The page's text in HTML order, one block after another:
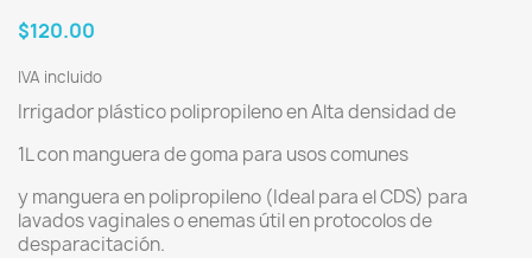
$120.00
IVA incluido
Irrigador plástico polipropileno en Alta densidad de
1L con manguera de goma para usos comunes
y manguera en polipropileno (Ideal para el CDS) para
lavados vaginales o enemas útil en protocolos de
desparacitación.